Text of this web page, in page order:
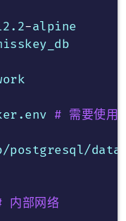
-alpine
# 需要使用
内部网络